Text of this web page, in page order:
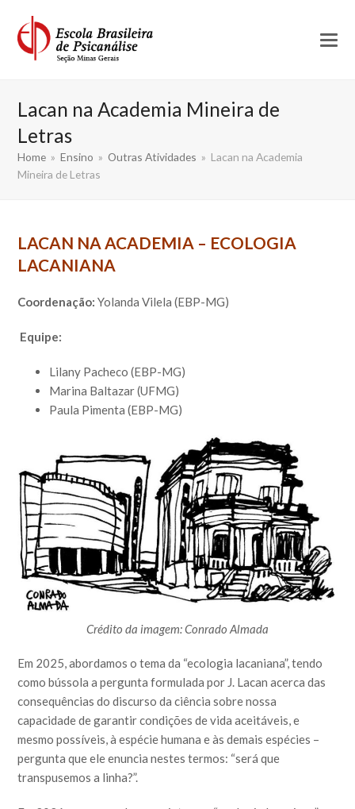
Lacan na Academia Mineira de
Letras
Home » Ensino » Outras Atividades » Lacan na Academia
Mineira de Letras
LACAN NA ACADEMIA – ECOLOGIA
LACANIANA
Coordenação:Yolanda Vilela (EBP-MG)
Equipe:
Lilany Pacheco (EBP-MG)
Marina Baltazar (UFMG)
Paula Pimenta (EBP-MG)
Crédito da imagem: Conrado Almada
Em 2025, abordamos o tema da “ecologia lacaniana”, tendo
como bússola a pergunta formulada por J. Lacan acerca das
consequências do discurso da ciência sobre nossa
capacidade de garantir condições de vida aceitáveis, e
mesmo possíveis, à espécie humana e às demais espécies –
pergunta que ele enuncia nestes termos: “será que
transpusemos a linha?”.